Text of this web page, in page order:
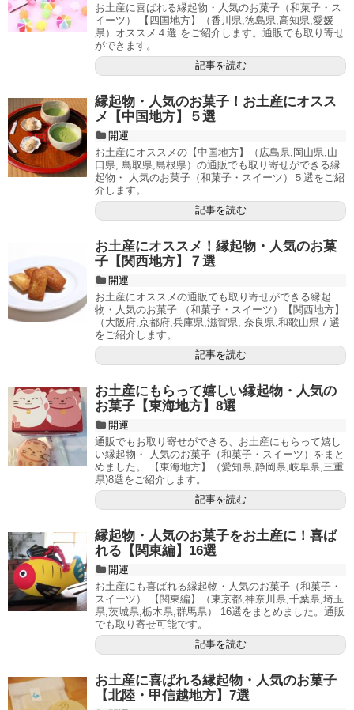
お土産に喜ばれる縁起物・人気のお菓子（和菓子・ス
イーツ） 【四国地方】（香川県,徳島県,高知県,愛媛
県）オススメ４選 をご紹介します。通販でも取り寄せ
ができます。
記事を読む
縁起物・人気のお菓子！お土産にオスス
メ【中国地方】５選
開運
お土産にオススメの【中国地方】（広島県,岡山県,山
口県, 鳥取県,島根県）の通販でも取り寄せができる縁
起物・ 人気のお菓子（和菓子・スイーツ）５選をご紹
介します。
記事を読む
お土産にオススメ！縁起物・人気のお菓
子【関西地方】７選
開運
お土産にオススメの通販でも取り寄せができる縁起
物・人気のお菓子 （和菓子・スイーツ）【関西地方】
（大阪府,京都府,兵庫県,滋賀県, 奈良県,和歌山県７選
をご紹介します。
記事を読む
お土産にもらって嬉しい縁起物・人気の
お菓子【東海地方】8選
開運
通販でもお取り寄せができる、お土産にもらって嬉し
い縁起物・ 人気のお菓子（和菓子・スイーツ）をまと
めました。 【東海地方】（愛知県,静岡県,岐阜県,三重
県)8選をご紹介します。
記事を読む
縁起物・人気のお菓子をお土産に！喜ば
れる【関東編】16選
開運
お土産にも喜ばれる縁起物・人気のお菓子（和菓子・
スイーツ） 【関東編】（東京都,神奈川県,千葉県,埼玉
県,茨城県,栃木県,群馬県） 16選をまとめました。通販
でも取り寄せ可能です。
記事を読む
お土産に喜ばれる縁起物・人気のお菓子
【北陸・甲信越地方】7選